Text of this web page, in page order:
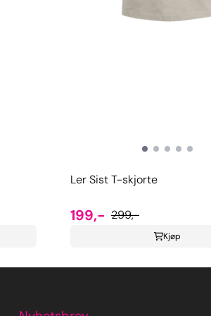
Ler Sist T-skjorte
199,- 299,-
Kjøp